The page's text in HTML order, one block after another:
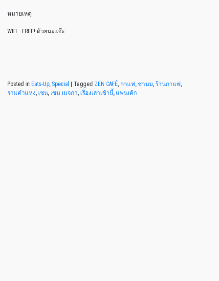
หมายเหตุ
WIFI : FREE! ด้วยนะแจ๊ะ
Posted in Eats-Up Special | Tagged ZEN CAFÉ กาแฟ ชานม ร้านกาแฟ
รามคำแหง เซน เซน เมจกา เรื่องเล่าเช้านี้ แพนเค้ก